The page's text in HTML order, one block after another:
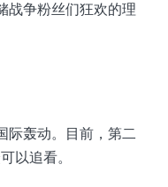
战争粉丝们狂欢的理
际轰动。目前，第二
以追看。